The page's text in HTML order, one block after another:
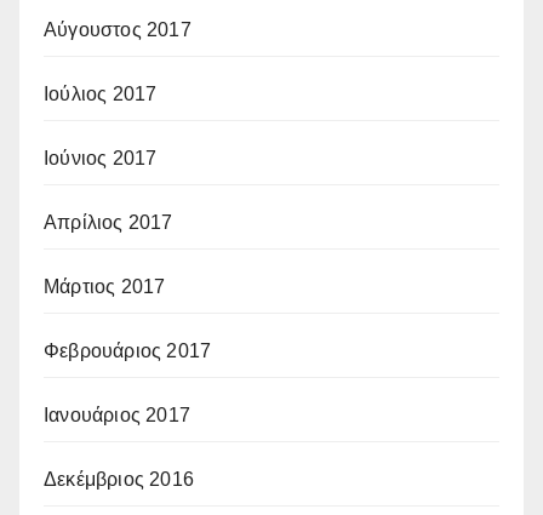
Αύγουστος 2017
Ιούλιος 2017
Ιούνιος 2017
Απρίλιος 2017
Μάρτιος 2017
Φεβρουάριος 2017
Ιανουάριος 2017
Δεκέμβριος 2016